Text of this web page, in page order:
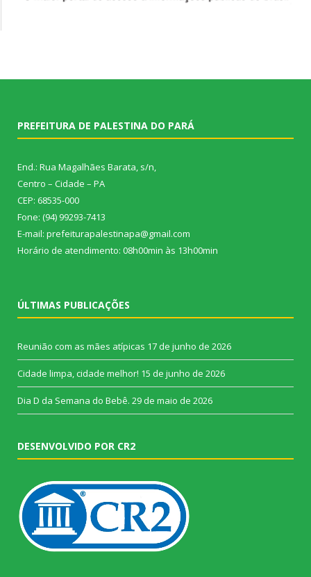
PREFEITURA DE PALESTINA DO PARÁ
End.: Rua Magalhães Barata, s/n,
Centro – Cidade – PA
CEP: 68535-000
Fone: (94) 99293-7413
E-mail: prefeiturapalestinapa@gmail.com
Horário de atendimento: 08h00min às 13h00min
ÚLTIMAS PUBLICAÇÕES
Reunião com as mães atípicas 17 de junho de 2026
Cidade limpa, cidade melhor! 15 de junho de 2026
Dia D da Semana do Bebê. 29 de maio de 2026
DESENVOLVIDO POR CR2